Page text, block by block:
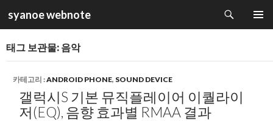
syanoe webnote
색
츠
로
건
태그 보관물: 음악
카테고리 :ANDROID PHONE, SOUND DEVICE
갤럭시S 기본 뮤직플레이어 이퀄라이
저(EQ), 음향 효과별 RMAA 결과